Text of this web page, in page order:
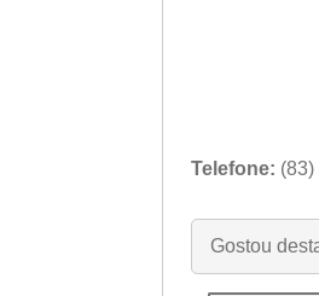
Telefone: (83)
Gostou